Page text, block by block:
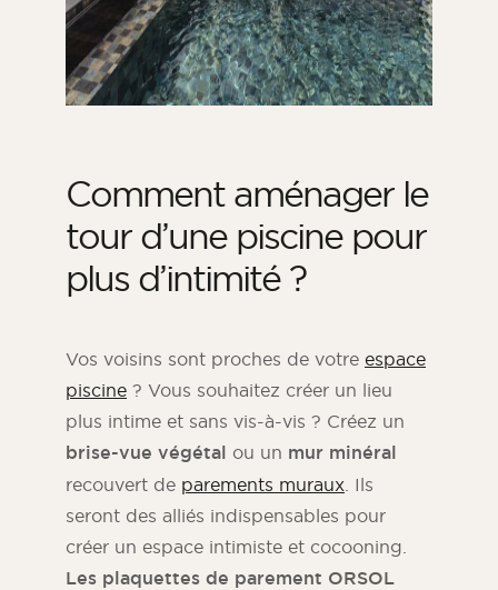
Comment aménager le
tour d’une piscine pour
plus d’intimité ?
Vos voisins sont proches de votre espace
piscine ? Vous souhaitez créer un lieu
plus intime et sans vis-à-vis ? Créez un
brise-vue végétal ou un mur minéral
recouvert de parements muraux . Ils
seront des alliés indispensables pour
créer un espace intimiste et cocooning.
Les plaquettes de parement ORSOL